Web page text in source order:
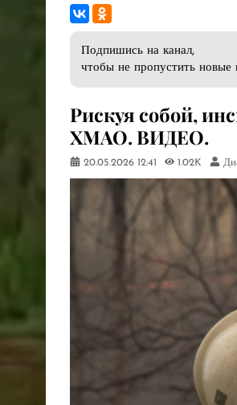
Подпишись на канал,
чтобы не пропустить новые
Рискуя собой,
ХМАО. ВИДЕО.
20.05.2026 12:41 1.02K